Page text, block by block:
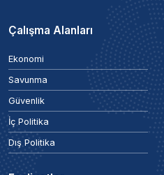
Çalışma Alanları
Ekonomi
Savunma
Güvenlik
İç Politika
Dış Politika